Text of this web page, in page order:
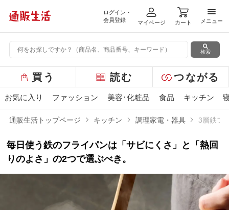
ログイン・
会員登録
マイページ カート
メニ
メニュー
検索
ー
バ
ュ
買う 読む つながる
お気に入り ファッション 美容･化粧品 食品 キッチン
通販生活トップページ キッチン 調理家電・器具 3層鉄フ
毎日使う鉄のフライパンは「サビにくさ」と「熱回
りのよさ」の2つで選ぶべき。